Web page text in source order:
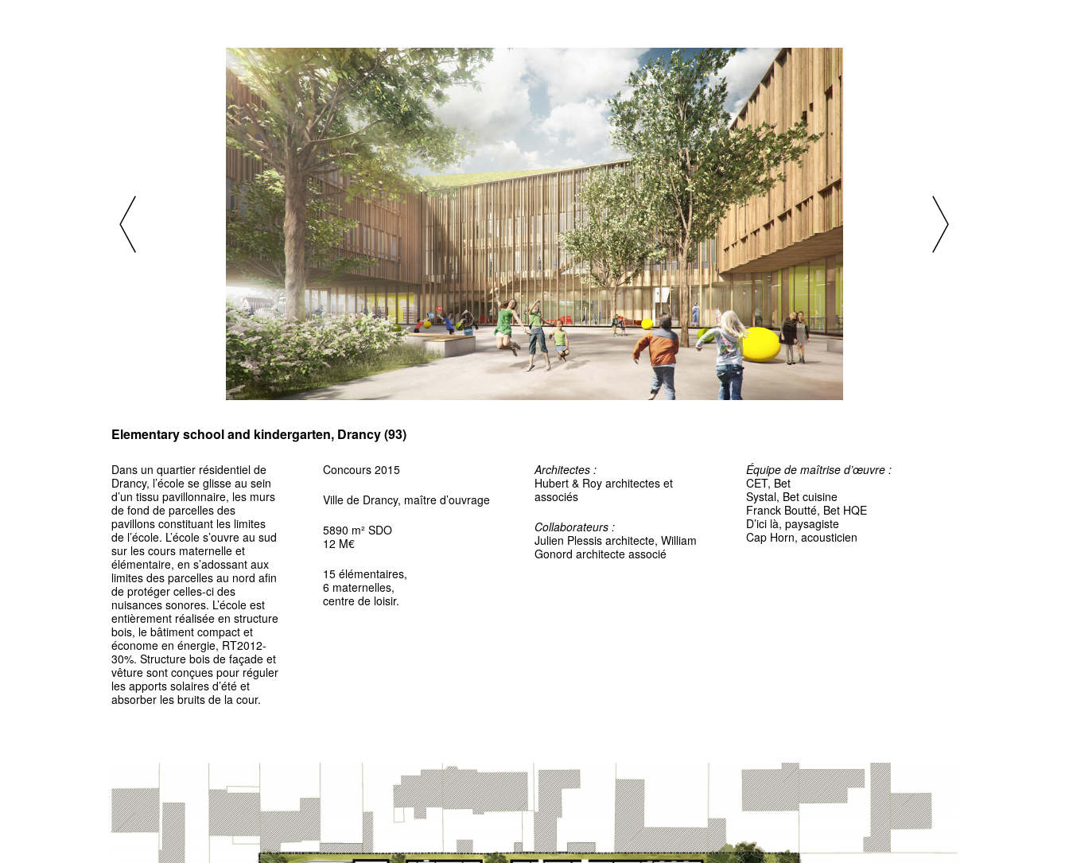
Elementary school and kindergarten, Drancy (93)
Dans un quartier résidentiel de
Drancy, l’école se glisse au sein
d’un tissu pavillonnaire, les murs
de fond de parcelles des
pavillons constituant les limites
de l’école. L’école s’ouvre au sud
sur les cours maternelle et
élémentaire, en s’adossant aux
limites des parcelles au nord afin
de protéger celles-ci des
nuisances sonores. L’école est
entièrement réalisée en structure
bois, le bâtiment compact et
économe en énergie, RT2012-
30%. Structure bois de façade et
vêture sont conçues pour réguler
les apports solaires d’été et
absorber les bruits de la cour.
Concours 2015
Ville de Drancy, maître d’ouvrage
5890 m² SDO
12 M€
15 élémentaires,
6 maternelles,
centre de loisir.
Architectes :
Hubert & Roy architectes et
associés
Collaborateurs :
Julien Plessis architecte, William
Gonord architecte associé
Équipe de maîtrise d’œuvre :
CET, Bet
Systal, Bet cuisine
Franck Boutté, Bet HQE
D’ici là, paysagiste
Cap Horn, acousticien